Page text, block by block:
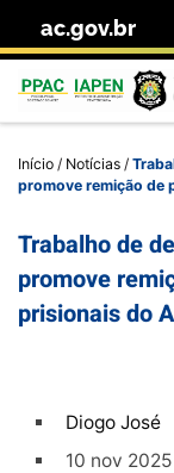
Skip to content
ac.gov.br
Início / Notícias /
promove remição de
Trabalho de
promove
prisionais do
Diogo José
10 nov 2025